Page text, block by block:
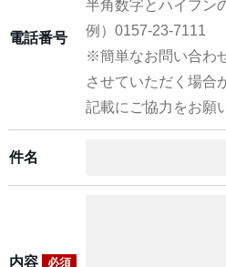
電話番号
半角数字とハイフン
例）0157-23-7111
※簡単なお問い合わ
させていただく場合
記載にご協力をお願
件名
内容 必須